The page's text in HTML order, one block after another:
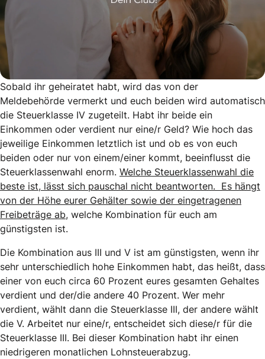
Sobald ihr geheiratet habt, wird das von der
Meldebehörde vermerkt und euch beiden wird automatisch
die Steuerklasse IV zugeteilt. Habt ihr beide ein
Einkommen oder verdient nur eine/r Geld? Wie hoch das
jeweilige Einkommen letztlich ist und ob es von euch
beiden oder nur von einem/einer kommt, beeinflusst die
Steuerklassenwahl enorm. Welche Steuerklassenwahl die
beste ist, lässt sich pauschal nicht beantworten. Es hängt
von der Höhe eurer Gehälter sowie der eingetragenen
Freibeträge ab, welche Kombination für euch am
günstigsten ist.
Die Kombination aus III und V ist am günstigsten, wenn ihr
sehr unterschiedlich hohe Einkommen habt, das heißt, dass
einer von euch circa 60 Prozent eures gesamten Gehaltes
verdient und der/die andere 40 Prozent. Wer mehr
verdient, wählt dann die Steuerklasse III, der andere wählt
die V. Arbeitet nur eine/r, entscheidet sich diese/r für die
Steuerklasse III. Bei dieser Kombination habt ihr einen
niedrigeren monatlichen Lohnsteuerabzug.